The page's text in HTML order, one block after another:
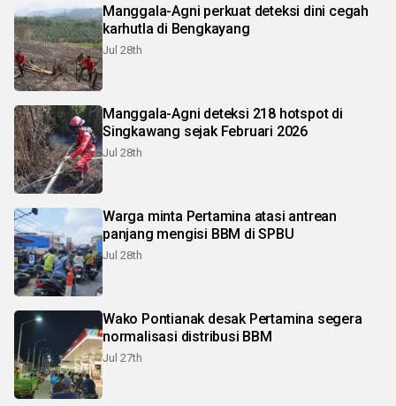
Manggala-Agni perkuat deteksi dini cegah
karhutla di Bengkayang
Jul 28th
Manggala-Agni deteksi 218 hotspot di
Singkawang sejak Februari 2026
Jul 28th
Warga minta Pertamina atasi antrean
panjang mengisi BBM di SPBU
Jul 28th
Wako Pontianak desak Pertamina segera
normalisasi distribusi BBM
Jul 27th